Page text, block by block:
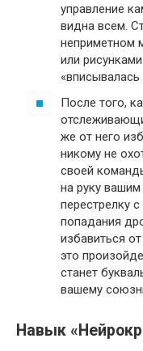
управление
видна всем.
неприметном
или
«вписывалась
После того,
же от него
никому не
своей
на руку
перестрелку
попадания
избавиться
это
станет
вашему
Навык